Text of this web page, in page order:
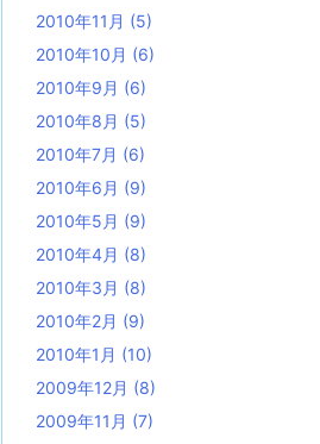
2010年11月 (5)
2010年10月 (6)
2010年9月 (6)
2010年8月 (5)
2010年7月 (6)
2010年6月 (9)
2010年5月 (9)
2010年4月 (8)
2010年3月 (8)
2010年2月 (9)
2010年1月 (10)
2009年12月 (8)
2009年11月 (7)